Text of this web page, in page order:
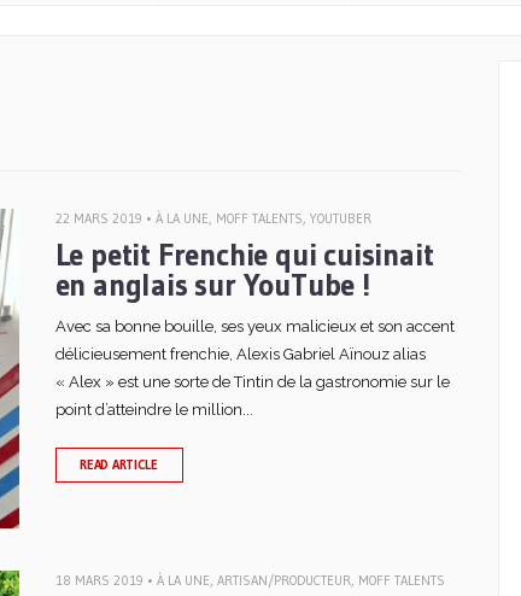
22 MARS 2019 • À LA UNE, MOFF TALENTS, YOUTUBER
Le petit Frenchie qui cuisinait
en anglais sur YouTube !
Avec sa bonne bouille, ses yeux malicieux et son accent
délicieusement frenchie, Alexis Gabriel Aïnouz alias
« Alex » est une sorte de Tintin de la gastronomie sur le
point d’atteindre le million...
READ ARTICLE
18 MARS 2019 • À LA UNE ARTISAN/PRODUCTEUR MOFF TALENTS